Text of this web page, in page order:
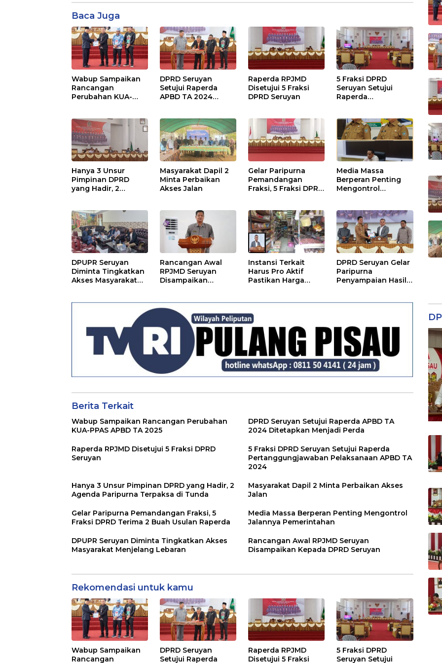
Baca Juga
Wabup Sampaikan
Rancangan
Perubahan KUA-
DPRD Seruyan
Setujui Raperda
APBD TA 2024
Raperda RPJMD
Disetujui 5 Fraksi
DPRD Seruyan
5 Fraksi DPRD
Seruyan Setujui
Raperda
TA 2024
Hanya 3 Unsur
Pimpinan DPRD
yang Hadir, 2
Masyarakat Dapil 2
Minta Perbaikan
Akses Jalan
Gelar Paripurna
Pemandangan
Fraksi, 5 Fraksi DPRD
Media Massa
Berperan Penting
Mengontrol
DPUPR Seruyan
Diminta Tingkatkan
Akses Masyarakat
Rancangan Awal
RPJMD Seruyan
Disampaikan
Instansi Terkait
Harus Pro Aktif
Pastikan Harga
DPRD Seruyan Gelar
Paripurna
Penyampaian Hasil
Berita Terkait
Wabup Sampaikan Rancangan Perubahan
KUA-PPAS APBD TA 2025
DPRD Seruyan Setujui Raperda APBD TA
2024 Ditetapkan Menjadi Perda
Raperda RPJMD Disetujui 5 Fraksi DPRD
Seruyan
5 Fraksi DPRD Seruyan Setujui Raperda
Pertanggungjawaban Pelaksanaan APBD TA
2024
Hanya 3 Unsur Pimpinan DPRD yang Hadir, 2
Agenda Paripurna Terpaksa di Tunda
Masyarakat Dapil 2 Minta Perbaikan Akses
Jalan
Gelar Paripurna Pemandangan Fraksi, 5
Fraksi DPRD Terima 2 Buah Usulan Raperda
Media Massa Berperan Penting Mengontrol
Jalannya Pemerintahan
DPUPR Seruyan Diminta Tingkatkan Akses
Masyarakat Menjelang Lebaran
Rancangan Awal RPJMD Seruyan
Disampaikan Kepada DPRD Seruyan
Rekomendasi untuk kamu
Wabup Sampaikan
Rancangan
DPRD Seruyan
Setujui Raperda
Raperda RPJMD
Disetujui 5 Fraksi
5 Fraksi DPRD
Seruyan Setujui